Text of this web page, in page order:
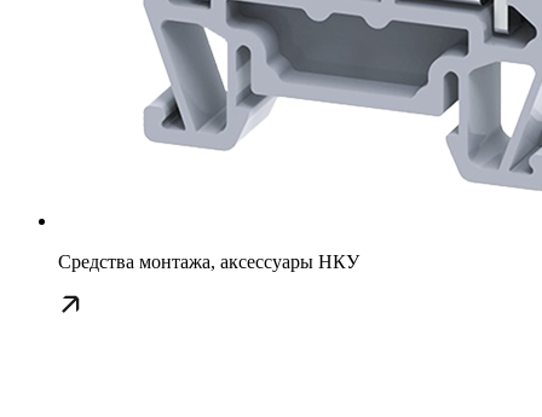
Средства монтажа, аксессуары НКУ